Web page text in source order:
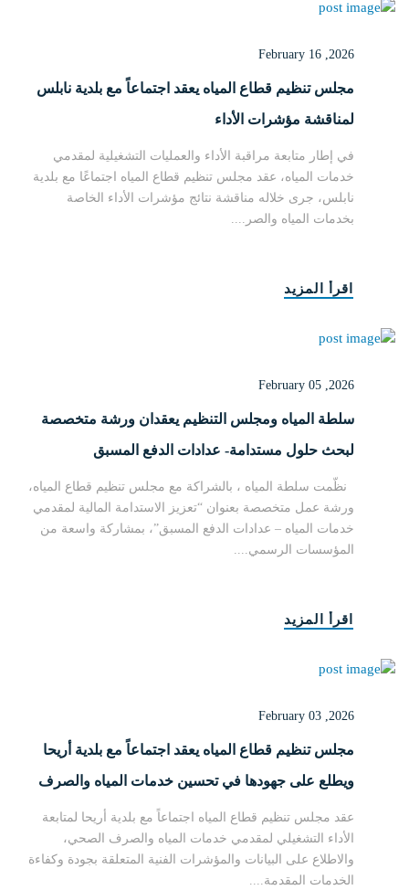
February 16 ,2026
مجلس تنظيم قطاع المياه يعقد اجتماعاً مع بلدية نابلس
لمناقشة مؤشرات الأداء
في إطار متابعة مراقبة الأداء والعمليات التشغيلية لمقدمي
خدمات المياه، عقد مجلس تنظيم قطاع المياه اجتماعًا مع بلدية
نابلس، جرى خلاله مناقشة نتائج مؤشرات الأداء الخاصة
بخدمات المياه والصر....
اقرأ المزيد
February 05 ,2026
سلطة المياه ومجلس التنظيم يعقدان ورشة متخصصة
لبحث حلول مستدامة- عدادات الدفع المسبق
نظّمت سلطة المياه ، بالشراكة مع مجلس تنظيم قطاع المياه،
ورشة عمل متخصصة بعنوان “تعزيز الاستدامة المالية لمقدمي
خدمات المياه – عدادات الدفع المسبق”، بمشاركة واسعة من
المؤسسات الرسمي....
اقرأ المزيد
February 03 ,2026
مجلس تنظيم قطاع المياه يعقد اجتماعاً مع بلدية أريحا
ويطلع على جهودها في تحسين خدمات المياه والصرف
الصحي
عقد مجلس تنظيم قطاع المياه اجتماعاً مع بلدية أريحا لمتابعة
الأداء التشغيلي لمقدمي خدمات المياه والصرف الصحي،
والاطلاع على البيانات والمؤشرات الفنية المتعلقة بجودة وكفاءة
الخدمات المقدمة....